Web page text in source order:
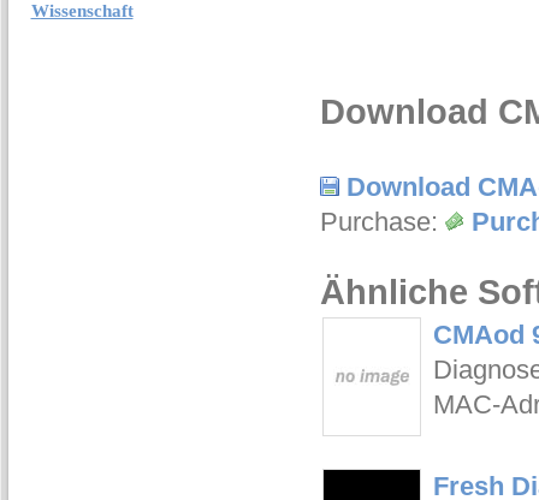
Wissenschaft
Download
Download
Purchase:
Ähnliche
CMAod
MAC-
Fresh